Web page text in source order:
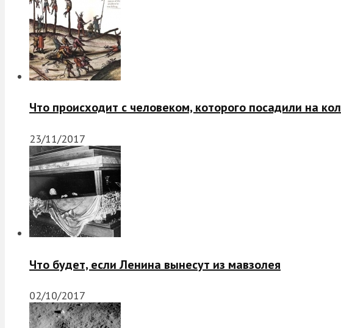
Что происходит с человеком, которого посадили на кол
23/11/2017
Что будет, если Ленина вынесут из мавзолея
02/10/2017